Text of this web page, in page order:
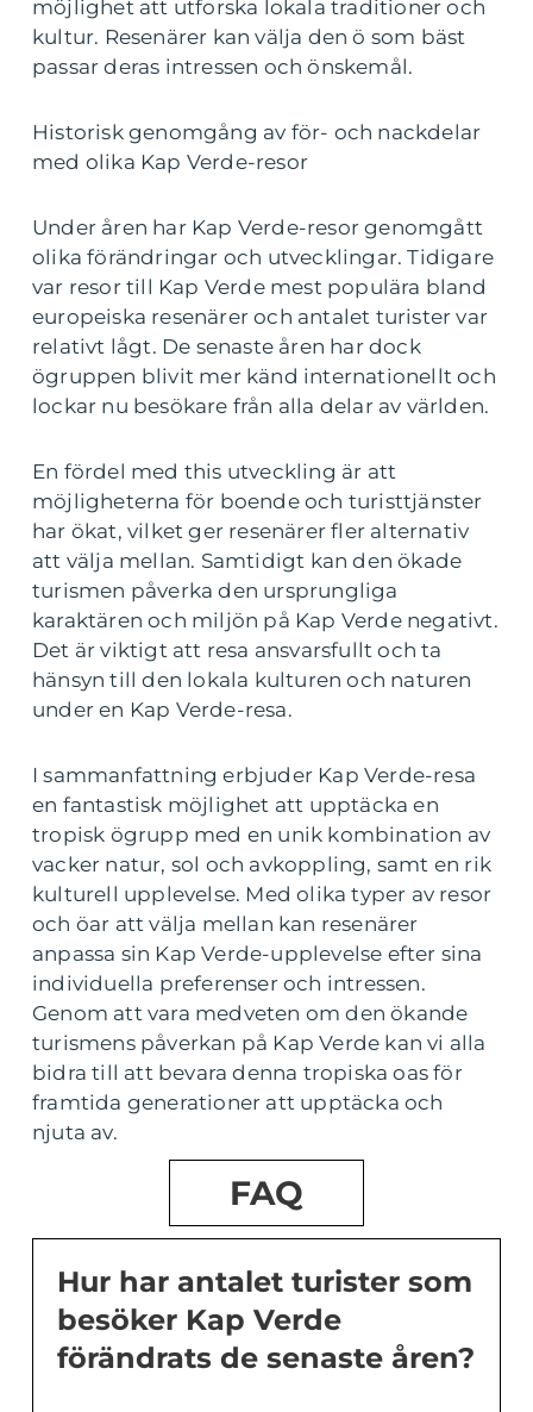
möjlighet att utforska lokala traditioner och
kultur. Resenärer kan välja den ö som bäst
passar deras intressen och önskemål.
Historisk genomgång av för- och nackdelar
med olika Kap Verde-resor
Under åren har Kap Verde-resor genomgått
olika förändringar och utvecklingar. Tidigare
var resor till Kap Verde mest populära bland
europeiska resenärer och antalet turister var
relativt lågt. De senaste åren har dock
ögruppen blivit mer känd internationellt och
lockar nu besökare från alla delar av världen.
En fördel med this utveckling är att
möjligheterna för boende och turisttjänster
har ökat, vilket ger resenärer fler alternativ
att välja mellan. Samtidigt kan den ökade
turismen påverka den ursprungliga
karaktären och miljön på Kap Verde negativt.
Det är viktigt att resa ansvarsfullt och ta
hänsyn till den lokala kulturen och naturen
under en Kap Verde-resa.
I sammanfattning erbjuder Kap Verde-resa
en fantastisk möjlighet att upptäcka en
tropisk ögrupp med en unik kombination av
vacker natur, sol och avkoppling, samt en rik
kulturell upplevelse. Med olika typer av resor
och öar att välja mellan kan resenärer
anpassa sin Kap Verde-upplevelse efter sina
individuella preferenser och intressen.
Genom att vara medveten om den ökande
turismens påverkan på Kap Verde kan vi alla
bidra till att bevara denna tropiska oas för
framtida generationer att upptäcka och
njuta av.
FAQ
Hur har antalet turister som
besöker Kap Verde
förändrats de senaste åren?